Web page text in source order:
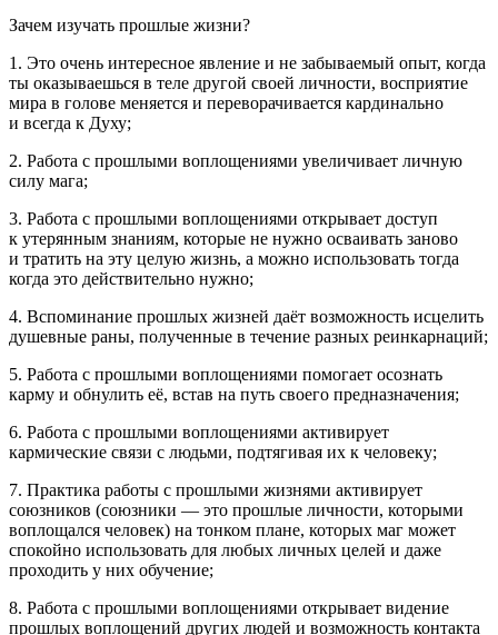
Зачем изучать прошлые жизни?
1. Это очень интересное явление и не забываемый опыт, когда
ты оказываешься в теле другой своей личности, восприятие
мира в голове меняется и переворачивается кардинально
и всегда к Духу;
2. Работа с прошлыми воплощениями увеличивает личную
силу мага;
3. Работа с прошлыми воплощениями открывает доступ
к утерянным знаниям, которые не нужно осваивать заново
и тратить на эту целую жизнь, а можно использовать тогда
когда это действительно нужно;
4. Вспоминание прошлых жизней даёт возможность исцелить
душевные раны, полученные в течение разных реинкарнаций;
5. Работа с прошлыми воплощениями помогает осознать
карму и обнулить её, встав на путь своего предназначения;
6. Работа с прошлыми воплощениями активирует
кармические связи с людьми, подтягивая их к человеку;
7. Практика работы с прошлыми жизнями активирует
союзников (союзники — это прошлые личности, которыми
воплощался человек) на тонком плане, которых маг может
спокойно использовать для любых личных целей и даже
проходить у них обучение;
8. Работа с прошлыми воплощениями открывает видение
прошлых воплощений других людей и возможность контакта